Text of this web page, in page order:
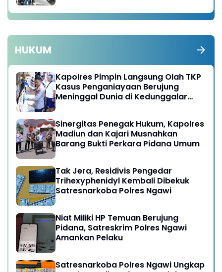
HUKUM
Kapolres Pimpin Langsung Olah TKP
Kasus Penganiayaan Berujung
Meninggal Dunia di Kedunggalar
Sinergitas Penegak Hukum, Kapolres
Madiun dan Kajari Musnahkan
Barang Bukti Perkara Pidana Umum
Tak Jera, Residivis Pengedar
Trihexyphenidyl Kembali Dibekuk
Satresnarkoba Polres Ngawi
Niat Miliki HP Temuan Berujung
Pidana, Satreskrim Polres Ngawi
Amankan Pelaku
Satresnarkoba Polres Ngawi Ungkap